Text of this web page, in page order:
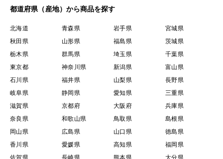
都道府県（産地）から商品を探す
北海道 青森県 岩手県
宮城県
秋田県
山形県 福島県
茨城県
栃木県
群馬県 埼玉県
千葉県
東京都
神奈川県 新潟県
富山県
石川県
福井県 山梨県
長野県
岐阜県
静岡県 愛知県
三重県
滋賀県
京都府 大阪府
兵庫県
奈良県
和歌山県 鳥取県
島根県
岡山県
広島県 山口県
徳島県
香川県
愛媛県 高知県
福岡県